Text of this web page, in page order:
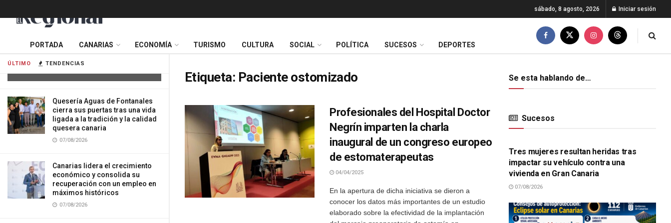
ÚLTIMO TENDENCIAS
impactar su vehículo contra una
Quesería Aguas de Fontanales
cierra sus puertas tras una vida
ligada a la tradición y la calidad
quesera canaria
07/08/2026
Canarias lidera el crecimiento
económico y consolida su
recuperación con un empleo en
máximos históricos
07/08/2026
sábado, 8 agosto, 2026 Iniciar sesión
PORTADA CANARIAS ECONOMÍA TURISMO CULTURA SOCIAL POLÍTICA SUCESOS DEPORTES
Etiqueta: Paciente ostomizado
Profesionales del Hospital Doctor
Negrín imparten la charla
inaugural de un congreso europeo
de estomaterapeutas
04/04/2025
En la apertura de dicha iniciativa se dieron a
conocer los datos más importantes de un estudio
elaborado sobre la efectividad de la implantación
Se esta hablando de…
Sucesos
SUCESOS
Tres mujeres resultan heridas tras
impactar su vehículo contra una
vivienda en Gran Canaria
07/08/2026